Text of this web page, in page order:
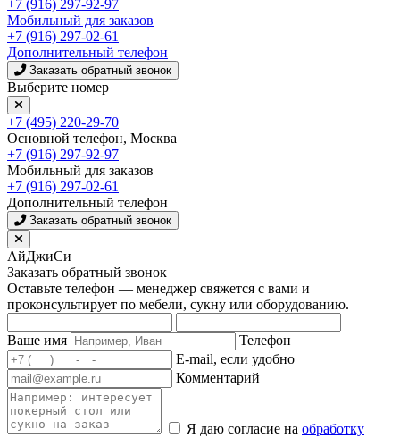
+7 (916) 297-92-97
Мобильный для заказов
+7 (916) 297-02-61
Дополнительный телефон
Заказать обратный звонок
Выберите номер
+7 (495) 220-29-70
Основной телефон, Москва
+7 (916) 297-92-97
Мобильный для заказов
+7 (916) 297-02-61
Дополнительный телефон
Заказать обратный звонок
АйДжиСи
Заказать обратный звонок
Оставьте телефон — менеджер свяжется с вами и
проконсультирует по мебели, сукну или оборудованию.
Ваше имя
Телефон
E-mail, если удобно
Комментарий
Я даю согласие на обработку